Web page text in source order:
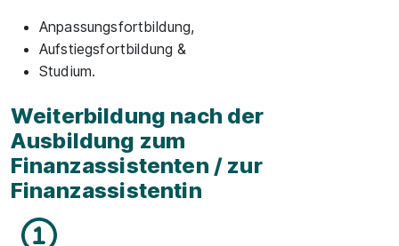
Anpassungsfortbildung,
Aufstiegsfortbildung &
Studium.
Weiterbildung nach der
Ausbildung zum
Finanzassistenten / zur
Finanzassistentin